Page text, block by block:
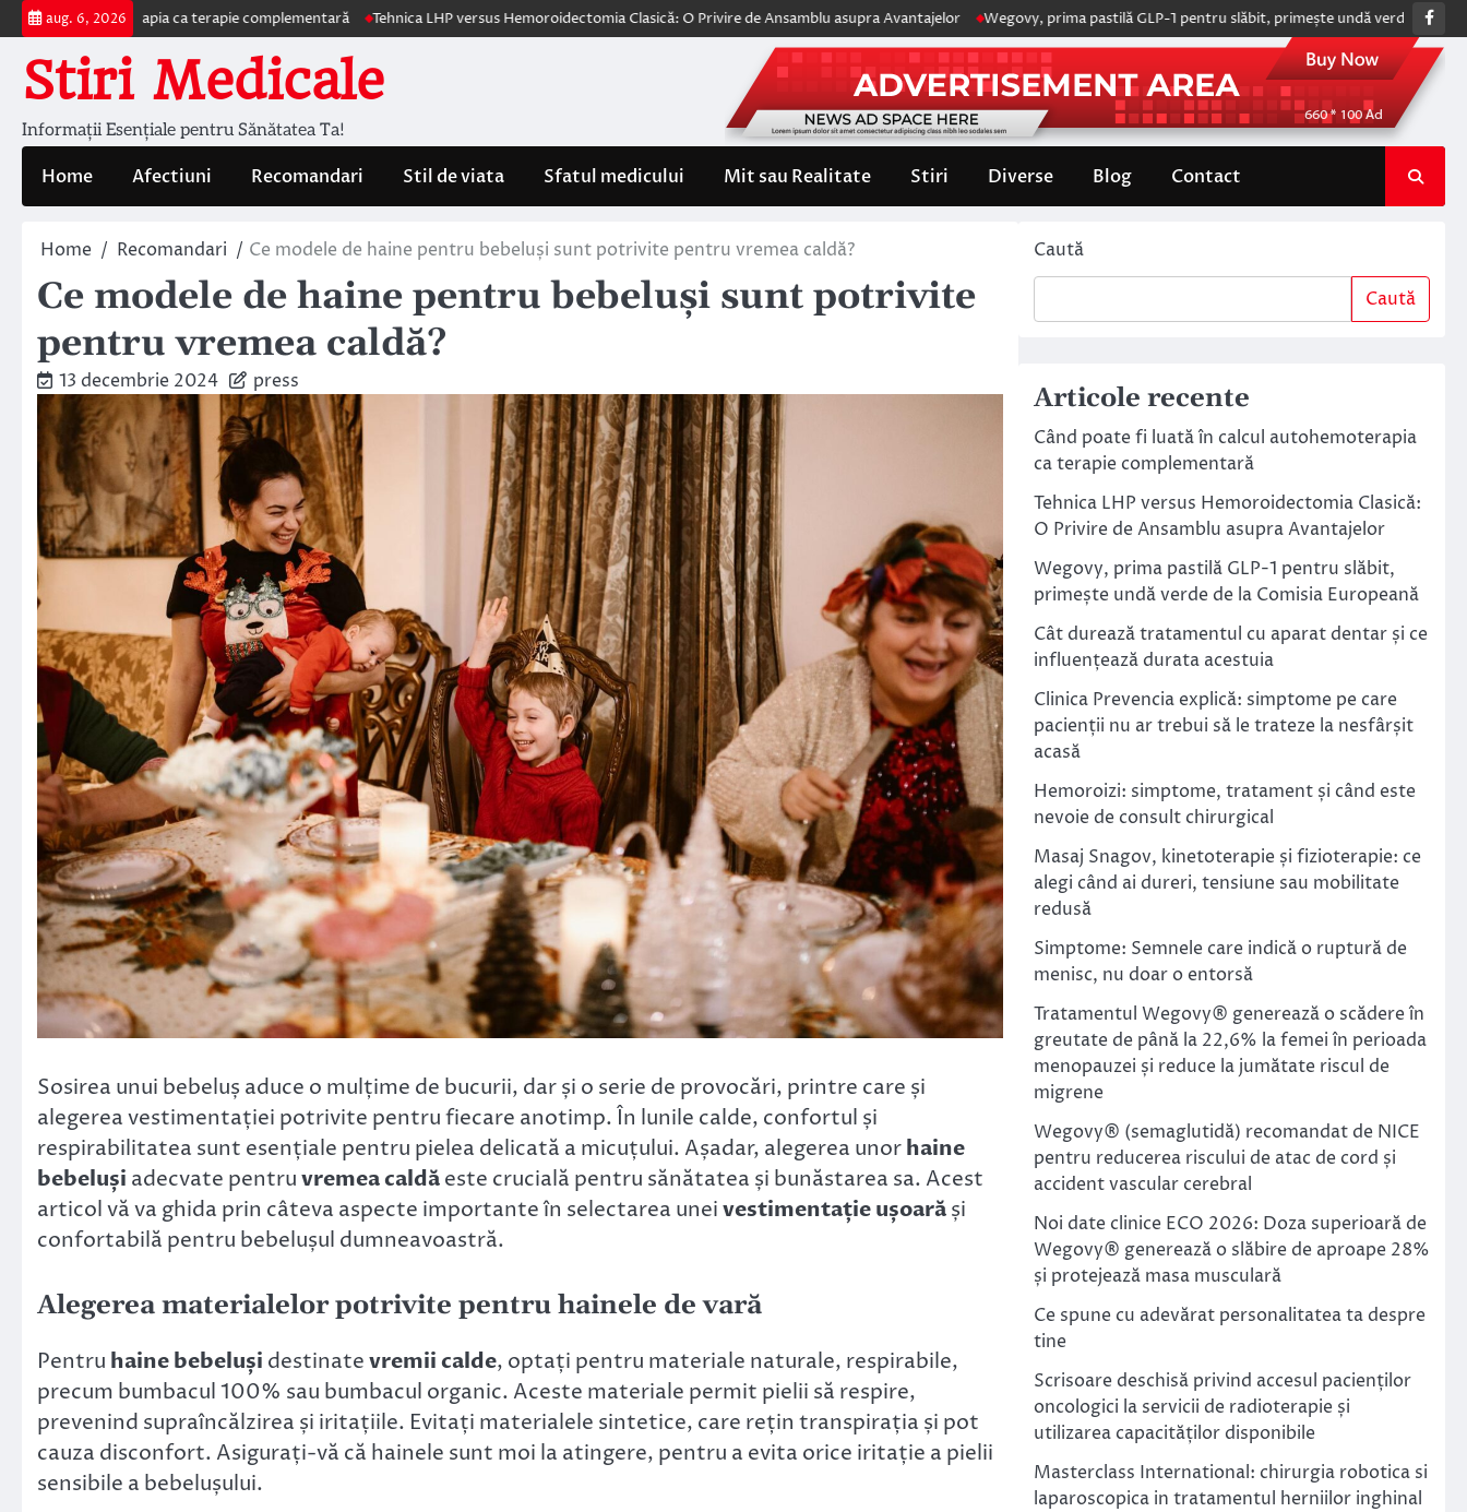
Skip
to
content
aug. 6, 2026ca terapie complementară Tehnica LHP versus Hemoroidectomia Clasică: O Privire de Ansamblu asupra Avantajelor Wegovy, prima pastilă GLP-1 pentru slăbit, primește undă verde de la Comisia
Stiri Medicale
Informații Esențiale pentru Sănătatea Ta!
Home Afectiuni Recomandari Stil de viata Sfatul medicului Mit sau Realitate Stiri Diverse Blog Contact
Home Recomandari Ce modele de haine pentru bebeluși sunt potrivite pentru vremea caldă?
Ce modele de haine pentru bebeluși sunt potrivite
pentru vremea caldă?
13 decembrie 2024 press
Sosirea unui bebeluș aduce o mulțime de bucurii, dar și o serie de provocări, printre care și
alegerea vestimentației potrivite pentru fiecare anotimp. În lunile calde, confortul și
respirabilitatea sunt esențiale pentru pielea delicată a micuțului. Așadar, alegerea unorhaine
bebeluși adecvate pentruvremea caldăeste crucială pentru sănătatea și bunăstarea sa. Acest
articol vă va ghida prin câteva aspecte importante în selectarea uneivestimentație ușoarăși
confortabilă pentru bebelușul dumneavoastră.
Alegerea materialelor potrivite pentru hainele de vară
Pentru haine bebeluși destinatevremii calde, optați pentru materiale naturale, respirabile,
precum bumbacul 100% sau bumbacul organic. Aceste materiale permit pielii să respire,
prevenind supraîncălzirea și iritațiile. Evitați materialele sintetice, care rețin transpirația și pot
cauza disconfort. Asigurați-vă că hainele sunt moi la atingere, pentru a evita orice iritație a pielii
sensibile a bebelușului.
Caută
Caută
Articole recente
Când poate fi luată în calcul autohemoterapia
ca terapie complementară
Tehnica LHP versus Hemoroidectomia Clasică:
O Privire de Ansamblu asupra Avantajelor
Wegovy, prima pastilă GLP-1 pentru slăbit,
primește undă verde de la Comisia Europeană
Cât durează tratamentul cu aparat dentar și ce
influențează durata acestuia
Clinica Prevencia explică: simptome pe care
pacienții nu ar trebui să le trateze la nesfârșit
acasă
Hemoroizi: simptome, tratament și când este
nevoie de consult chirurgical
Masaj Snagov, kinetoterapie și fizioterapie: ce
alegi când ai dureri, tensiune sau mobilitate
redusă
Simptome: Semnele care indică o ruptură de
menisc, nu doar o entorsă
Tratamentul Wegovy® generează o scădere în
greutate de până la 22,6% la femei în perioada
menopauzei și reduce la jumătate riscul de
migrene
Wegovy® (semaglutidă) recomandat de NICE
pentru reducerea riscului de atac de cord și
accident vascular cerebral
Noi date clinice ECO 2026: Doza superioară de
Wegovy® generează o slăbire de aproape 28%
și protejează masa musculară
Ce spune cu adevărat personalitatea ta despre
tine
Scrisoare deschisă privind accesul pacienților
oncologici la servicii de radioterapie și
utilizarea capacităților disponibile
Masterclass International: chirurgia robotica si
laparoscopica in tratamentul herniilor inghinal